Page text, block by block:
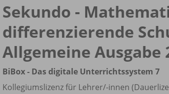
Sekundo -
differenzierende
Allgemeine Ausgabe
BiBox - Das digitale Unterrichtssystem 7
Kollegiumslizenz für Lehrer/-innen